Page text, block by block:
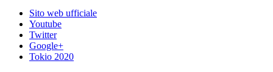
Sito web ufficiale
Youtube
Twitter
Google+
Tokio 2020